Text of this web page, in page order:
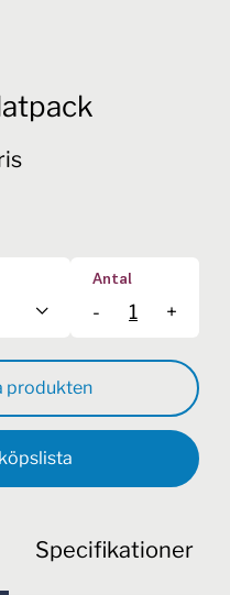
Antal
- +
produkten
Specifikationer